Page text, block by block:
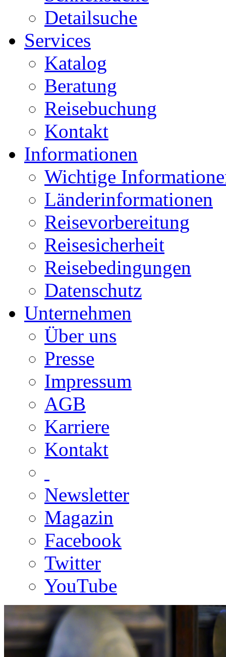
Detailsuche
Services
Katalog
Beratung
Reisebuchung
Kontakt
Informationen
Wichtige
Länderinformationen
Reisevorbereitung
Reisesicherheit
Reisebedingungen
Datenschutz
Unternehmen
Über uns
Presse
Impressum
AGB
Karriere
Kontakt
Newsletter
Magazin
Facebook
Twitter
YouTube